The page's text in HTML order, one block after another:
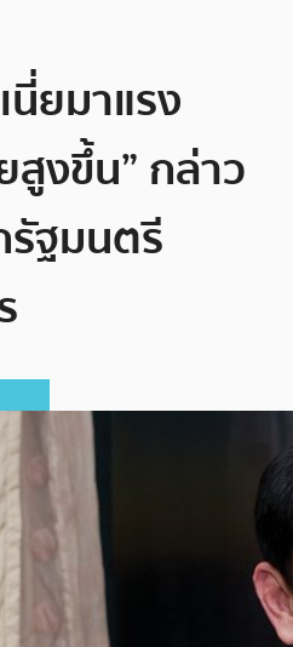
นี่ยมาแรง
งขึ้น” กล่าว
ฐมนตรี